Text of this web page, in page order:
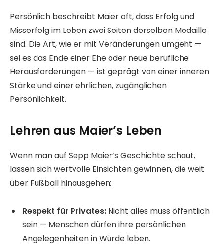
Persönlich beschreibt Maier oft, dass Erfolg und
Misserfolg im Leben zwei Seiten derselben Medaille
sind. Die Art, wie er mit Veränderungen umgeht —
sei es das Ende einer Ehe oder neue berufliche
Herausforderungen — ist geprägt von einer inneren
Stärke und einer ehrlichen, zugänglichen
Persönlichkeit.
Lehren aus Maier’s Leben
Wenn man auf Sepp Maier’s Geschichte schaut,
lassen sich wertvolle Einsichten gewinnen, die weit
über Fußball hinausgehen:
Respekt für Privates: Nicht alles muss öffentlich
sein — Menschen dürfen ihre persönlichen
Angelegenheiten in Würde leben.